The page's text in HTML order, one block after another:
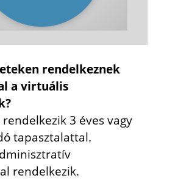
rendelkeznek
a virtuális
rendelkezik 3 éves vagy
tapasztalattal.
rendelkezik.